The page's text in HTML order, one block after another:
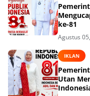
ke-81
Agustus
IKLAN
Utan